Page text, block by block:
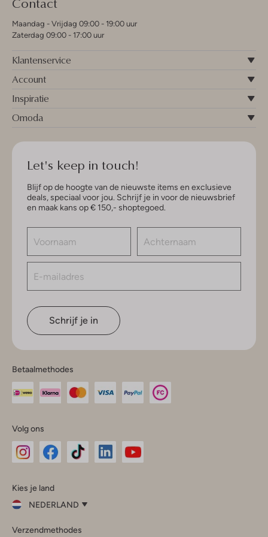
Maandag - Vrijdag 09:00 - 19:00 uur
Zaterdag 09:00 - 17:00 uur
Klantenservice
Account
Inspiratie
Omoda
Let's keep in touch!
Blijf op de hoogte van de nieuwste items en exclusieve
deals, speciaal voor jou. Schrijf je in voor de nieuwsbrief
en maak kans op € 150,- shoptegoed.
Schrijf je in
Betaalmethodes
Volg ons
InstagramFacebook
Kies je land
NEDERLAND
je
Verzendmethodes